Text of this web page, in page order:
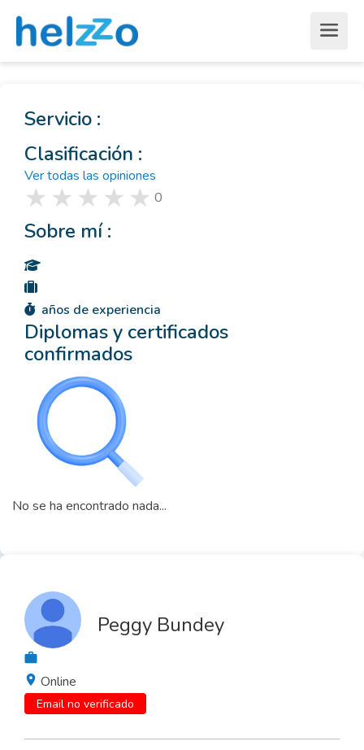
Servicio :
Clasificación :
Ver todas las opiniones
0
Sobre mí :
años de experiencia
Diplomas y certificados
confirmados
No se ha encontrado nada...
Peggy Bundey
Online
Email no verificado